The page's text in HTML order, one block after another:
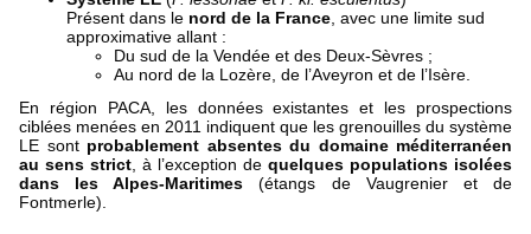
Présent dans le nord de la France , avec une limite sud
approximative allant :
Du sud de la Vendée et des Deux-Sèvres ;
Au nord de la Lozère, de l’Aveyron et de l’Isère.
En région PACA, les données existantes et les prospections
ciblées menées en 2011 indiquent que les grenouilles du système
LE sont probablement absentes du domaine méditerranéen
au sens strict, à l’exception de quelques populations isolées
dans les Alpes-Maritimes (étangs de Vaugrenier et de
Fontmerle).